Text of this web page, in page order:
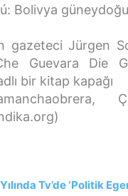
Bolivya
gazeteci Jürgen
Guevara Die
bir kitap kapağı
Tv’de ‘Politik